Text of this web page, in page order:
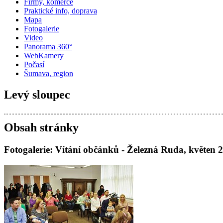
Firmy, komerce
Praktické info, doprava
Mapa
Fotogalerie
Video
Panorama 360°
WebKamery
Počasí
Šumava, region
Levý sloupec
Obsah stránky
Fotogalerie: Vítání občánků - Železná Ruda, květen